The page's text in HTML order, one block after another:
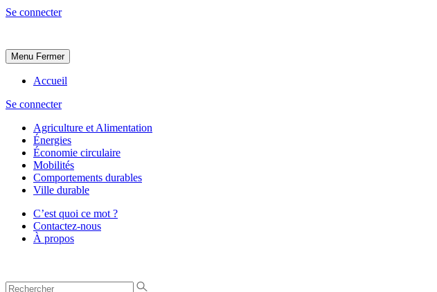
Se connecter
Menu Fermer
Accueil
Se connecter
Agriculture et Alimentation
Énergies
Économie circulaire
Mobilités
Comportements durables
Ville durable
C’est quoi ce mot ?
Contactez-nous
À propos